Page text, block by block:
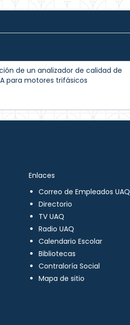
de un analizador de calidad de
para motores trifásicos
Enlaces
Correo de Empleados UAQ
Directorio
TV UAQ
Radio UAQ
Calendario Escolar
Bibliotecas
Contraloría Social
Mapa de sitio